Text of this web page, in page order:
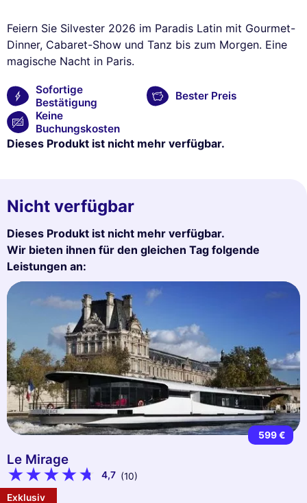
Feiern Sie Silvester 2026 im Paradis Latin mit Gourmet-
Dinner, Cabaret-Show und Tanz bis zum Morgen. Eine
magische Nacht in Paris.
Sofortige
Bestätigung
Bester Preis
Keine
Buchungskosten
Dieses Produkt ist nicht mehr verfügbar.
Nicht verfügbar
Dieses Produkt ist nicht mehr verfügbar.
Wir bieten ihnen für den gleichen Tag folgende
Leistungen an:
599 €
Le Mirage
4,7 (10)
Exklusiv